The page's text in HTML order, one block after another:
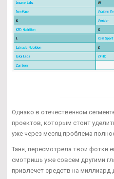
Однако в отечественном
проектов, которым стоит
уже через месяц проблема
Таня, пересмотрела твои фотки
смотришь уже совсем другими
привлечет средств на миллиард